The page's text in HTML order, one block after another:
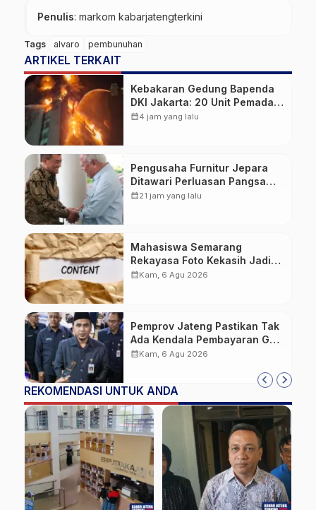
Penulis: markom kabarjatengterkini
Tags alvaro pembunuhan
ARTIKEL TERKAIT
Kebakaran Gedung Bapenda
DKI Jakarta: 20 Unit Pemadam
dan 3 Bronto Skylift
calendar_month4 jam yang lalu
Pengusaha Furnitur Jepara
Ditawari Perluasan Pangsa
Pasar Hingga ke IKN
calendar_month21 jam yang lalu
Mahasiswa Semarang
Rekayasa Foto Kekasih Jadi
Konten Cabul karena Sakit
calendar_monthKam, 6 Agu 2026
Pemprov Jateng Pastikan Tak
Ada Kendala Pembayaran Gaji
ASN di Tengah Pemangkasan
calendar_monthKam, 6 Agu 2026
REKOMENDASI UNTUK ANDA